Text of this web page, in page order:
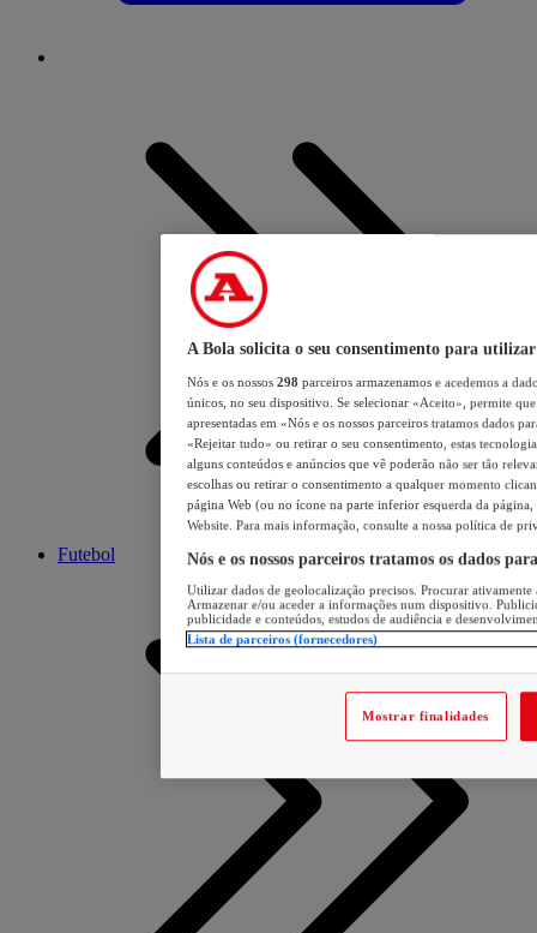
Futebol
A Bola solicita o seu consentimento para utilizar
Nós e os nossos 298 parceiros armazenamos e acedemos a
únicos, no seu dispositivo. Se selecionar «Aceito», permite
apresentadas em «Nós e os nossos parceiros tratamos dados
«Rejeitar tudo» ou retirar o seu consentimento, estas
alguns conteúdos e anúncios que vê poderão não ser tão
escolhas ou retirar o consentimento a qualquer momento
página Web (ou no ícone na parte inferior esquerda da página,
Website. Para mais informação, consulte a nossa política de
Nós e os nossos parceiros tratamos os dados
Utilizar dados de geolocalização precisos. Procurar
Armazenar e/ou aceder a informações num dispositivo.
publicidade e conteúdos, estudos de audiência e
Lista de parceiros (fornecedores)
Mostrar finalidades